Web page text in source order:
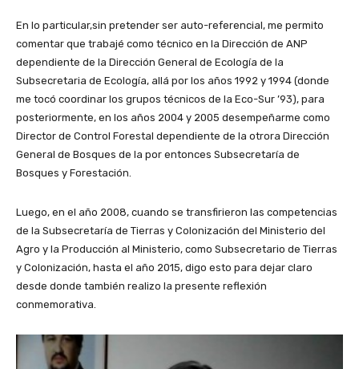
En lo particular,sin pretender ser auto-referencial, me permito
comentar que trabajé como técnico en la Dirección de ANP
dependiente de la Dirección General de Ecología de la
Subsecretaria de Ecología, allá por los años 1992 y 1994 (donde
me tocó coordinar los grupos técnicos de la Eco-Sur ’93), para
posteriormente, en los años 2004 y 2005 desempeñarme como
Director de Control Forestal dependiente de la otrora Dirección
General de Bosques de la por entonces Subsecretaría de
Bosques y Forestación.
Luego, en el año 2008, cuando se transfirieron las competencias
de la Subsecretaría de Tierras y Colonización del Ministerio del
Agro y la Producción al Ministerio, como Subsecretario de Tierras
y Colonización, hasta el año 2015, digo esto para dejar claro
desde donde también realizo la presente reflexión
conmemorativa.